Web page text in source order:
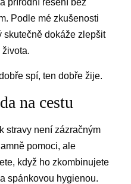
přírodní řešení bez
Podle mé zkušenosti
skutečně dokáže zlepšit
spí, ten dobře žije.
na cestu
stravy není zázračným
pomoci, ale
když ho zkombinujete
spánkovou hygienou.